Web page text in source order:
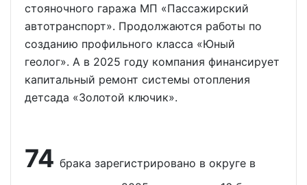
стояночного гаража МП «Пассажирский
автотранспорт». Продолжаются работы по
созданию профильного класса «Юный
геолог». А в 2025 году компания финансирует
капитальный ремонт системы отопления
детсада «Золотой ключик».
74 брака зарегистрировано в округе в